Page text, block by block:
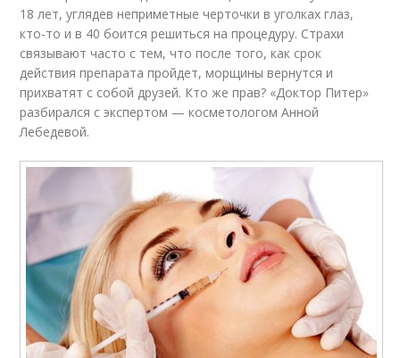
18 лет, углядев неприметные черточки в уголках глаз,
кто-то и в 40 боится решиться на процедуру. Страхи
связывают часто с тем, что после того, как срок
действия препарата пройдет, морщины вернутся и
прихватят с собой друзей. Кто же прав? «Доктор Питер»
разбирался с экспертом — косметологом Анной
Лебедевой.